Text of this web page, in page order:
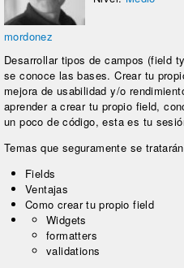
mordonez
Desarrollar tipos de campos (field
se conoce las bases. Crear tu
mejora de usabilidad y/o
aprender a crear tu propio field,
un poco de código, esta es tu
Temas que seguramente se
Fields
Ventajas
Como crear tu propio field
Widgets
formatters
validations